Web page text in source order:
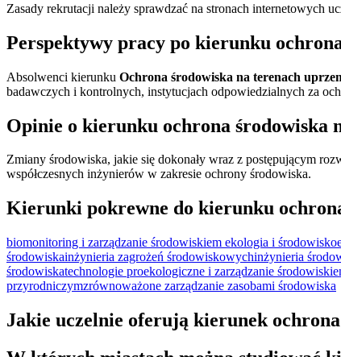
Zasady rekrutacji należy sprawdzać na stronach internetowych
Perspektywy pracy po kierunku
Absolwenci kierunku Ochrona środowiska na terenach
badawczych i kontrolnych, instytucjach odpowiedzialnych za
Opinie o kierunku ochrona środowiska
Zmiany środowiska, jakie się dokonały wraz z postępującym
współczesnych inżynierów w zakresie ochrony środowiska.
Kierunki pokrewne do kierunku
biomonitoring i zarządzanie środowiskiem ekologia i środowisko
środowiskainżynieria zagrożeń środowiskowychinżynieria
środowiskatechnologie proekologiczne i zarządzanie
przyrodniczymzrównoważone zarządzanie zasobami środowiska
Jakie uczelnie oferują kierunek